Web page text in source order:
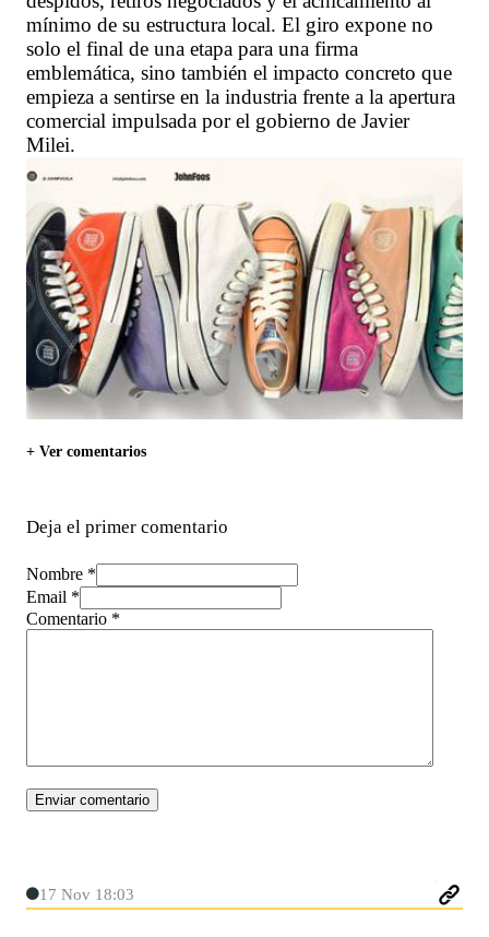
mínimo de su estructura local. El giro expone no
solo el final de una etapa para una firma
emblemática, sino también el impacto concreto que
empieza a sentirse en la industria frente a la apertura
comercial impulsada por el gobierno de Javier
Milei.
+ Ver comentarios
Deja el primer comentario
Nombre *
Email *
Comentario *
17 Nov 18:03